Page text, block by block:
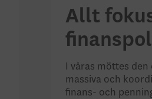
Allt
I våras möttes
massiva och
finans- och